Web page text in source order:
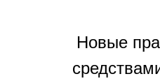
Новые